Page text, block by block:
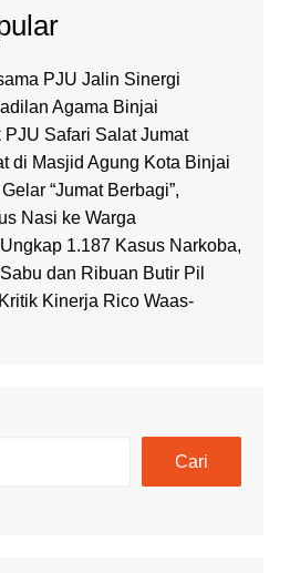
PJU Jalin Sinergi
Agama Binjai
Safari Salat Jumat
di Masjid Agung Kota Binjai
“Jumat Berbagi”,
Nasi ke Warga
1.187 Kasus Narkoba,
dan Ribuan Butir Pil
Kinerja Rico Waas-
Cari